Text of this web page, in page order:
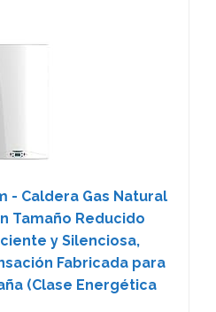
- Caldera Gas Natural
Tamaño Reducido
y Silenciosa,
Fabricada para
(Clase Energética